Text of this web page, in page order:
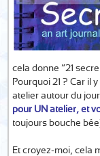
cela donne “21
Pourquoi 21 ? Car il
atelier autour du
pour UN atelier, et
toujours bouche
Et croyez-moi, cela